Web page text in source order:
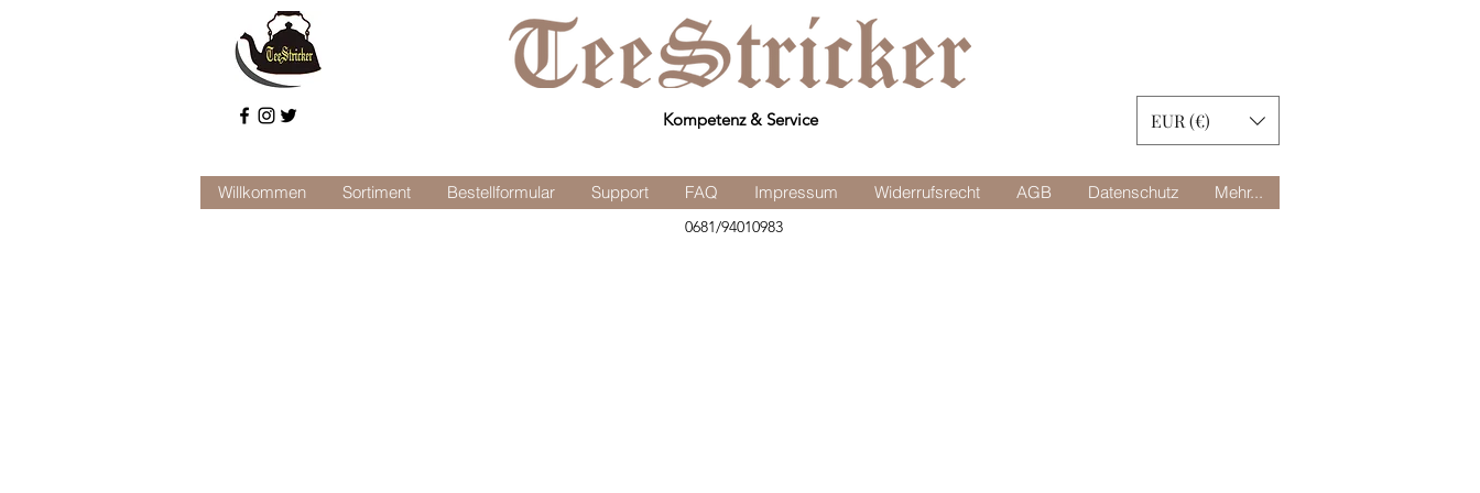
Kompetenz & Service EUR (€)
Willkommen Sortiment Bestellformular Support FAQ Impressum Widerrufsrecht AGB Datenschutz Mehr...
0681/94010983